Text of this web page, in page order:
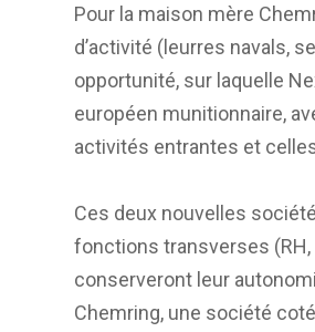
Pour la maison mère
d’activité (leurres navals,
opportunité, sur laquelle
européen munitionnaire,
activités entrantes et
Ces deux nouvelles
fonctions transverses
conserveront leur
Chemring, une société